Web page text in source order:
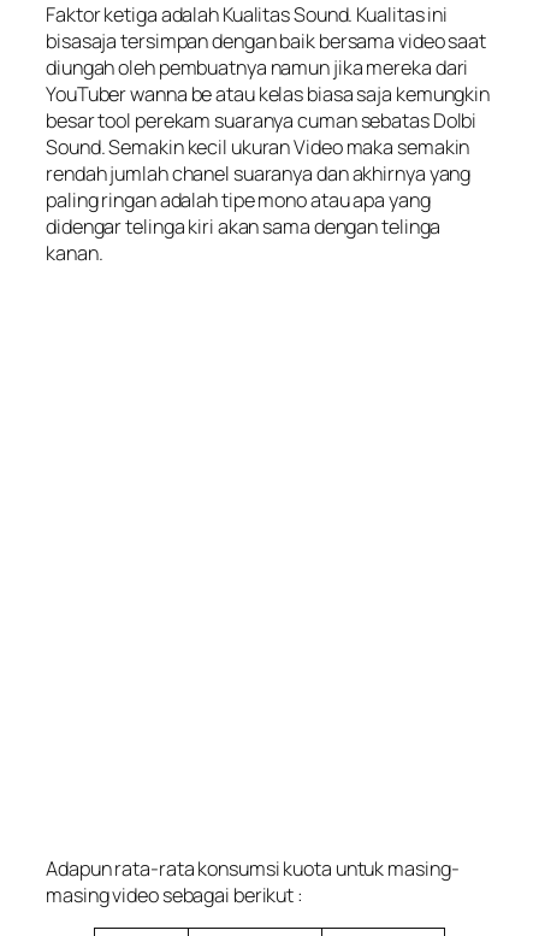
Faktor ketiga adalah Kualitas Sound. Kualitas ini
bisasaja tersimpan dengan baik bersama video saat
diungah oleh pembuatnya namun jika mereka dari
YouTuber wanna be atau kelas biasa saja kemungkin
besar tool perekam suaranya cuman sebatas Dolbi
Sound. Semakin kecil ukuran Video maka semakin
rendah jumlah chanel suaranya dan akhirnya yang
paling ringan adalah tipe mono atau apa yang
didengar telinga kiri akan sama dengan telinga
kanan.
Adapun rata-rata konsumsi kuota untuk masing-
masing video sebagai berikut :